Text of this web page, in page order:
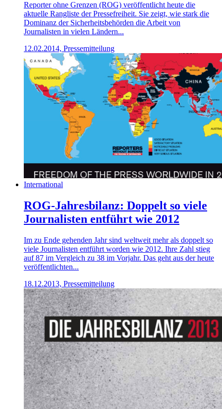
Reporter ohne Grenzen (ROG) veröffentlicht heute die
aktuelle Rangliste der Pressefreiheit. Sie zeigt, wie stark die
Dominanz der Sicherheitsbehörden die Arbeit von
Journalisten in vielen Ländern...
12.02.2014, Pressemitteilung
International
ROG-Jahresbilanz: Doppelt so viele
Journalisten entführt wie 2012
Im zu Ende gehenden Jahr sind weltweit mehr als doppelt so
viele Journalisten entführt worden wie 2012. Ihre Zahl stieg
auf 87 im Vergleich zu 38 im Vorjahr. Das geht aus der heute
veröffentlichten...
18.12.2013, Pressemitteilung